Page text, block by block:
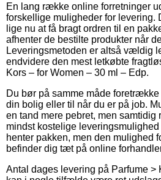
En lang række online forretninger
forskellige muligheder for levering.
lige nu at få bragt ordren til en
afhenter de bestilte produkter når
Leveringsmetoden er altså vældig
endvidere den mest letkøbte
Kors – for Women – 30 ml – Edp.
Du bør på samme måde
din bolig eller til når du er på job.
en tand mere pebret, men samtidig
mindst kostelige
henter pakken, men den mulighed
befinder dig tæt på online
Antal dages levering på Parfume >